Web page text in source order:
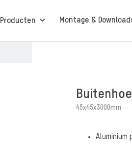
Producten Montage &
45x45x3000mm
Aluminium